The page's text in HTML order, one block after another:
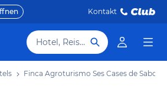
Kontakt
Hotel, Reiseziel
Finca Agroturismo Ses Cases de Sabor